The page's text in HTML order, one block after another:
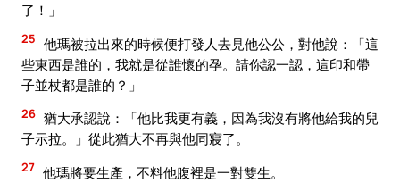
了！」
25 他瑪被拉出來的時候便打發人去見他公公，對他說：「這
些東西是誰的，我就是從誰懷的孕。請你認一認，這印和帶
子並杖都是誰的？」
26 猶大承認說：「他比我更有義，因為我沒有將他給我的兒
子示拉。」從此猶大不再與他同寢了。
27 他瑪將要生產，不料他腹裡是一對雙生。